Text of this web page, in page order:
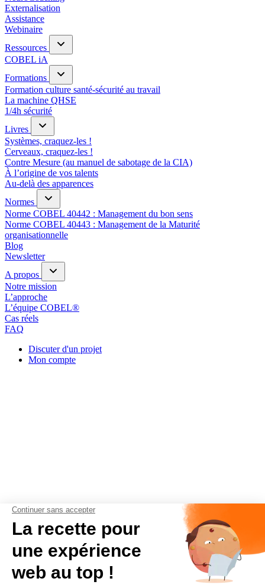
Externalisation
Assistance
Webinaire
Ressources
COBEL iA
Formations
Formation culture santé-sécurité au travail
La machine QHSE
1/4h sécurité
Livres
Systèmes, craquez-les !
Cerveaux, craquez-les !
Contre Mesure (au manuel de sabotage de la CIA)
À l’origine de vos talents
Au-delà des apparences
Normes
Norme COBEL 40442 : Management du bon sens
Norme COBEL 40443 : Management de la Maturité
organisationnelle
Blog
Newsletter
A propos
Notre mission
L’approche
L’équipe COBEL®
Cas réels
FAQ
Discuter d'un projet
Mon compte